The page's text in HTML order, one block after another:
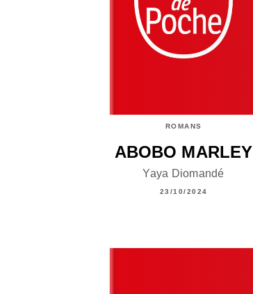
ROMANS
ABOBO MARLEY
Yaya Diomandé
23/10/2024